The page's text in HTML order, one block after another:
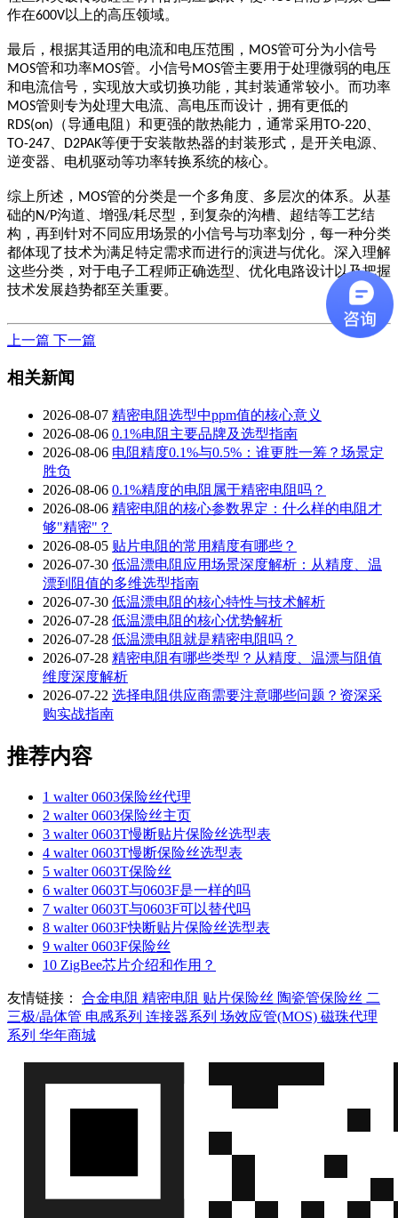
作在600V以上的高压领域。
最后，根据其适用的电流和电压范围， MOS管可分为小信号
MOS管和功率MOS管。小信号MOS管主要用于处理微弱的电压
和电流信号，实现放大或切换功能，其封装通常较小。而功率
MOS管则专为处理大电流、高电压而设计，拥有更低的
RDS(on) （导通电阻）和更强的散热能力，通常采用TO-220
TO-247 D2PAK等便于安装散热器的封装形式，是开关电源、
逆变器、电机驱动等功率转换系统的核心。
综上所述， MOS管的分类是一个多角度、多层次的体系。从基
础的N/P沟道、增强/耗尽型，到复杂的沟槽、超结等工艺结
构，再到针对不同应用场景的小信号与功率划分，每一种分类
都体现了技术为满足特定需求而进行的演进与优化。深入理解
这些分类，对于电子工程师正确选型、优化电路设计以及把握
技术发展趋势都至关重要。
上一篇 下一篇
相关新闻
2026-08-07 精密电阻选型中ppm值的核心意义
2026-08-06 0.1%电阻主要品牌及选型指南
2026-08-06 电阻精度0.1%与0.5%：谁更胜一筹？场景定
胜负
2026-08-06 0.1%精度的电阻属于精密电阻吗？
2026-08-06 精密电阻的核心参数界定：什么样的电阻才
够"精密"？
2026-08-05 贴片电阻的常用精度有哪些？
2026-07-30 低温漂电阻应用场景深度解析：从精度、温
漂到阻值的多维选型指南
2026-07-30 低温漂电阻的核心特性与技术解析
2026-07-28 低温漂电阻的核心优势解析
2026-07-28 低温漂电阻就是精密电阻吗？
2026-07-28 精密电阻有哪些类型？从精度、温漂与阻值
维度深度解析
2026-07-22 选择电阻供应商需要注意哪些问题？资深采
购实战指南
推荐内容
1 walter 0603保险丝代理
2 walter 0603保险丝主页
3 walter 0603T慢断贴片保险丝选型表
4 walter 0603T慢断保险丝选型表
5 walter 0603T保险丝
6 walter 0603T与0603F是一样的吗
7 walter 0603T与0603F可以替代吗
8 walter 0603F快断贴片保险丝选型表
9 walter 0603F保险丝
10 ZigBee芯片介绍和作用？
友情链接： 合金电阻 精密电阻 贴片保险丝 陶瓷管保险丝 二
三极/晶体管 电感系列 连接器系列 场效应管(MOS) 磁珠代理
系列 华年商城